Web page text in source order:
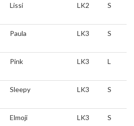
Lissi LK2 S
Paula LK3 S
Pink LK3 L
Sleepy LK3 S
Elmoji LK3 S